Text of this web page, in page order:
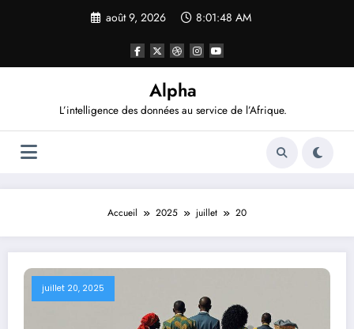
août 9, 2026 8:01:49 AM
Alpha
L’intelligence des données au service de l’Afrique.
Accueil 2025 juillet 20
juillet 20, 2025